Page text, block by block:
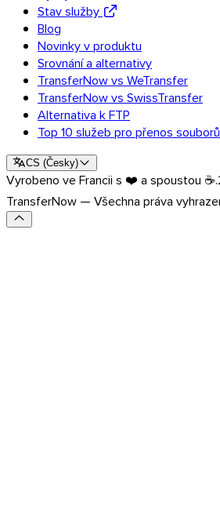
Objevte API
Návody a tutoriály
Odeslat všechny typy souborů
Blog
Podpora a FAQ
Kontaktovat podporu
Dostupné jazyky
Stav služby
Blog
Novinky v produktu
Srovnání a alternativy
TransferNow vs WeTransfer
TransferNow vs SwissTransfer
Alternativa k FTP
Top 10 služeb pro přenos souborů
CS (Česky)
Vyrobeno ve Francii s ❤️ a spoustou ☕.
TransferNow — Všechna práva